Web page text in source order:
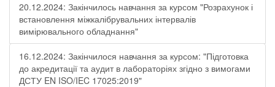
20.12.2024: Закінчилось навчання за курсом "Розрахунок і
встановлення міжкалібрувальних інтервалів
вимірювального обладнання"
16.12.2024: Закінчилося навчання за курсом: "Підготовка
до акредитації та аудит в лабораторіях згідно з вимогами
ДСТУ EN ISO/IEC 17025:2019"